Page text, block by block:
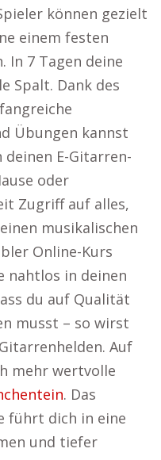
können gezielt
einem festen
In 7 Tagen deine
Spalt. Dank des
Übungen kannst
E-Gitarren-
oder
Zugriff auf alles,
musikalischen
Online-Kurs
nahtlos in deinen
du auf Qualität
musst – so wirst
Auf
mehr wertvolle
. Das
führt dich in eine
und tiefer